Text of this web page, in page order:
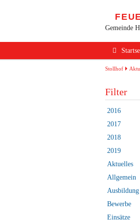
Gemeinde
überspringen
Stollhof
Filter
2016
2017
2018
2019
Aktuelles
Allgemein
Ausbildung
Bewerbe
Einsätze